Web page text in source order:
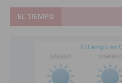
EL TIEMPO